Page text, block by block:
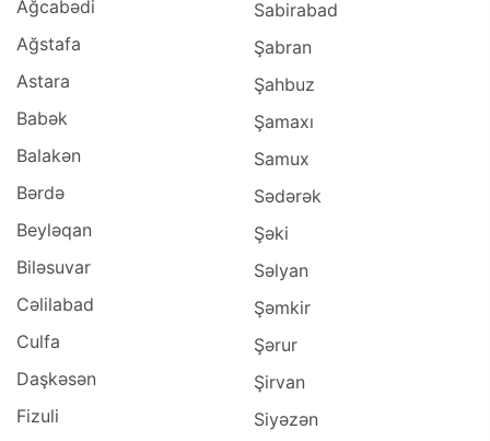
Şirvan (1)
Siyəzən (1)
Ağcabədi
Ağstafa
Astara
Babək
Balakən
Bərdə
Beyləqan
Biləsuvar
Cəlilabad
Culfa
Daşkəsən
Fizuli
Sabirabad
Şabran
Şahbuz
Şamaxı
Samux
Sədərək
Şəki
Səlyan
Şəmkir
Şərur
Şirvan
Siyəzən